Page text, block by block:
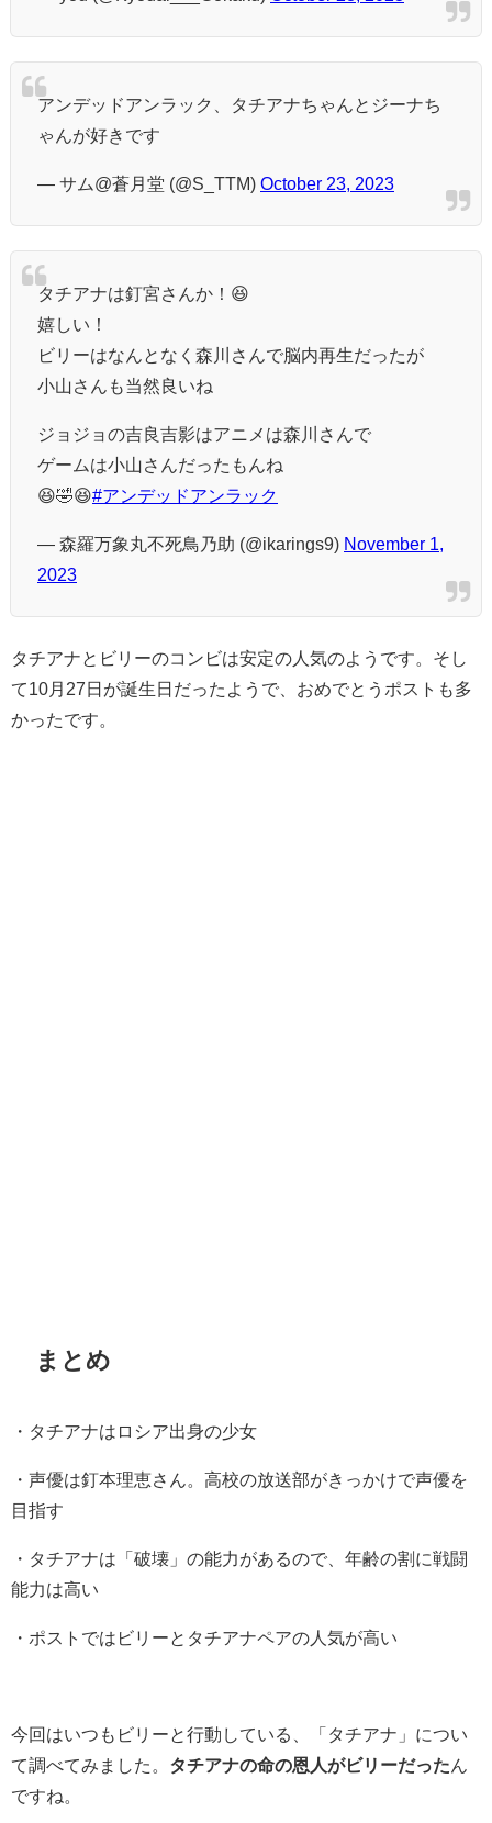
アンデッドアンラック、タチアナちゃんとジーナち
ゃんが好きです
— サム@蒼月堂 (@S_TTM) October 23, 2023
タチアナは釘宮さんか！😆
嬉しい！
ビリーはなんとなく森川さんで脳内再生だったが
小山さんも当然良いね
ジョジョの吉良吉影はアニメは森川さんで
ゲームは小山さんだったもんね
😆🤣😆#アンデッドアンラック
— 森羅万象丸不死鳥乃助 (@ikarings9) November 1,
2023
タチアナとビリーのコンビは安定の人気のようです。そし
て10月27日が誕生日だったようで、おめでとうポストも多
かったです。
まとめ
・タチアナはロシア出身の少女
・声優は釘本理恵さん。高校の放送部がきっかけで声優を
目指す
・タチアナは「破壊」の能力があるので、年齢の割に戦闘
能力は高い
・ポストではビリーとタチアナペアの人気が高い
今回はいつもビリーと行動している、「タチアナ」につい
て調べてみました。 タチアナの命の恩人がビリーだったん
ですね。